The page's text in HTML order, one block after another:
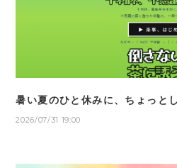
暑い夏のひと休みに、ちょっと
2026/07/31 19:00